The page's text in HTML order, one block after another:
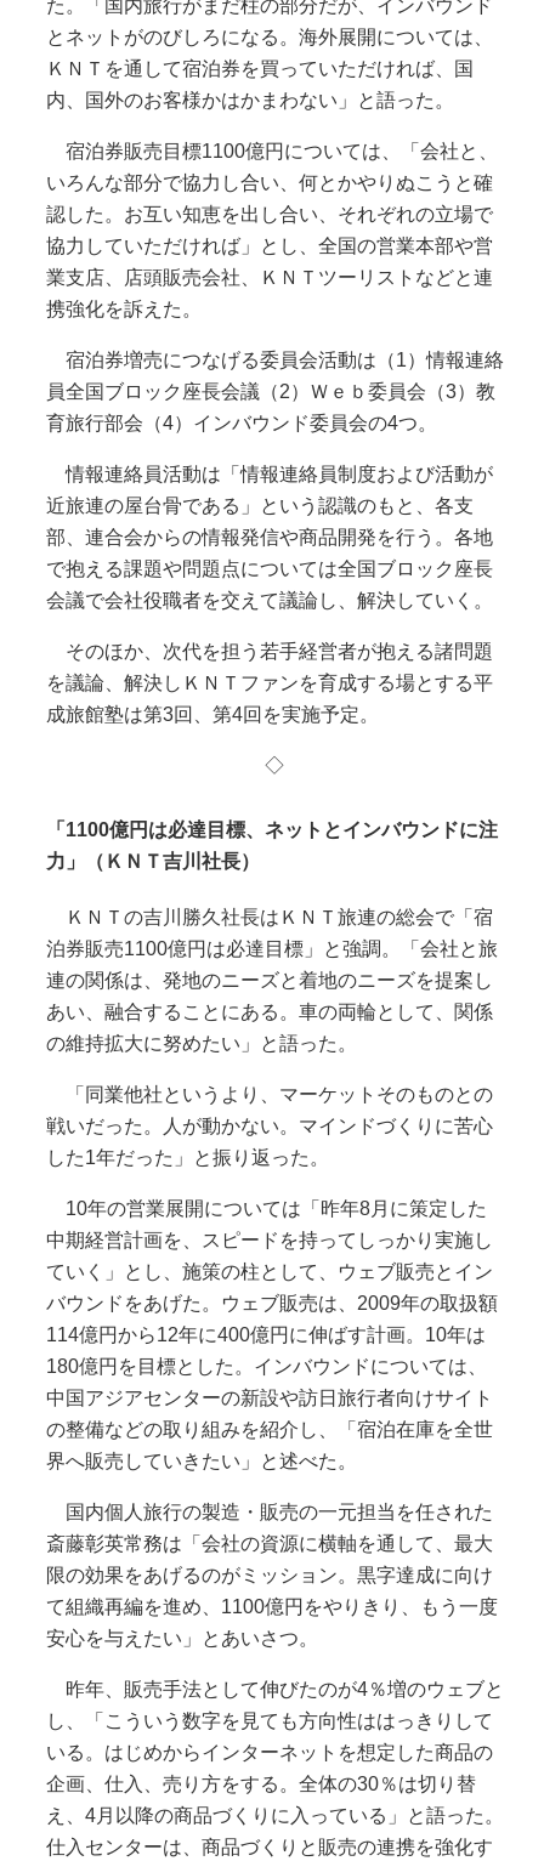
た。「国内旅行がまだ柱の部分だが、インバウンド
とネットがのびしろになる。海外展開については、
ＫＮＴを通して宿泊券を買っていただければ、国
内、国外のお客様かはかまわない」と語った。
宿泊券販売目標1100億円については、「会社と、
いろんな部分で協力し合い、何とかやりぬこうと確
認した。お互い知恵を出し合い、それぞれの立場で
協力していただければ」とし、全国の営業本部や営
業支店、店頭販売会社、ＫＮＴツーリストなどと連
携強化を訴えた。
宿泊券増売につなげる委員会活動は（1）情報連絡
員全国ブロック座長会議（2）Ｗｅｂ委員会（3）教
育旅行部会（4）インバウンド委員会の4つ。
情報連絡員活動は「情報連絡員制度および活動が
近旅連の屋台骨である」という認識のもと、各支
部、連合会からの情報発信や商品開発を行う。各地
で抱える課題や問題点については全国ブロック座長
会議で会社役職者を交えて議論し、解決していく。
そのほか、次代を担う若手経営者が抱える諸問題
を議論、解決しＫＮＴファンを育成する場とする平
成旅館塾は第3回、第4回を実施予定。
◇
「1100億円は必達目標、ネットとインバウンドに注
力」（ＫＮＴ吉川社長）
ＫＮＴの吉川勝久社長はＫＮＴ旅連の総会で「宿
泊券販売1100億円は必達目標」と強調。「会社と旅
連の関係は、発地のニーズと着地のニーズを提案し
あい、融合することにある。車の両輪として、関係
の維持拡大に努めたい」と語った。
「同業他社というより、マーケットそのものとの
戦いだった。人が動かない。マインドづくりに苦心
した1年だった」と振り返った。
10年の営業展開については「昨年8月に策定した
中期経営計画を、スピードを持ってしっかり実施し
ていく」とし、施策の柱として、ウェブ販売とイン
バウンドをあげた。ウェブ販売は、2009年の取扱額
114億円から12年に400億円に伸ばす計画。10年は
180億円を目標とした。インバウンドについては、
中国アジアセンターの新設や訪日旅行者向けサイト
の整備などの取り組みを紹介し、「宿泊在庫を全世
界へ販売していきたい」と述べた。
国内個人旅行の製造・販売の一元担当を任された
斎藤彰英常務は「会社の資源に横軸を通して、最大
限の効果をあげるのがミッション。黒字達成に向け
て組織再編を進め、1100億円をやりきり、もう一度
安心を与えたい」とあいさつ。
昨年、販売手法として伸びたのが4％増のウェブと
し、「こういう数字を見ても方向性ははっきりして
いる。はじめからインターネットを想定した商品の
企画、仕入、売り方をする。全体の30％は切り替
え、4月以降の商品づくりに入っている」と語った。
仕入センターは、商品づくりと販売の連携を強化す